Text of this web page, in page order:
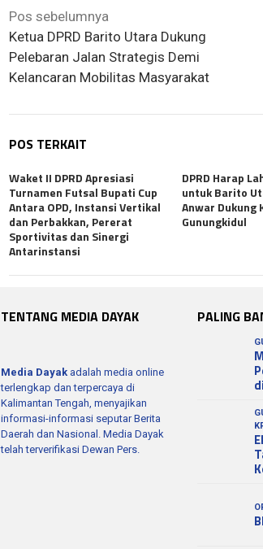
Navigasi
pos
Pos sebelumnya
Ketua DPRD Barito Utara Dukung
Pelebaran Jalan Strategis Demi
Kelancaran Mobilitas Masyarakat
POS TERKAIT
Waket II DPRD Apresiasi
Turnamen Futsal Bupati Cup
Antara OPD, Instansi Vertikal
dan Perbakkan, Pererat
Sportivitas dan Sinergi
Antarinstansi
DPRD Harap
untuk Barito
Anwar Dukung
Gunungkidul
TENTANG MEDIA DAYAK
Media Dayak adalah media online
terlengkap dan terpercaya di
Kalimantan Tengah, menyajikan
informasi-informasi seputar Berita
Daerah dan Nasional. Media Dayak
telah terverifikasi Dewan Pers.
PALING